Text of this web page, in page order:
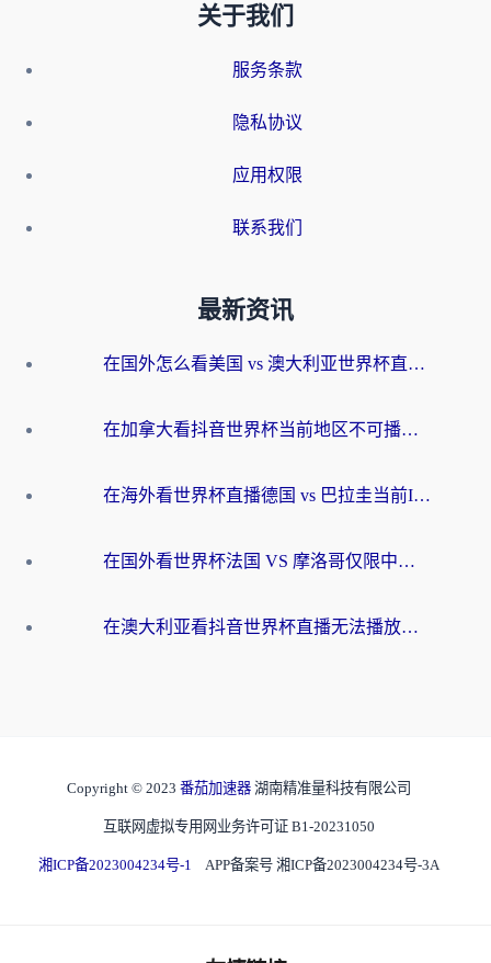
关于我们
服务条款
隐私协议
应用权限
联系我们
最新资讯
在国外怎么看美国 vs 澳大利亚世界杯直播？海外党必藏的中文解说观赛指南
在加拿大看抖音世界杯当前地区不可播放？海外党体育观赛终极指南
在海外看世界杯直播德国 vs 巴拉圭当前IP受限制？这篇指南帮你轻松解决地区限制
在国外看世界杯法国 VS 摩洛哥仅限中国大陆？别让地域限制拦下你的欢呼
在澳大利亚看抖音世界杯直播无法播放？海外党体育观赛终极指南来了！
Copyright © 2023 番茄加速器 湖南精准量科技有限公司
互联网虚拟专用网业务许可证 B1-20231050
湘ICP备2023004234号-1 APP备案号 湘ICP备2023004234号-3A